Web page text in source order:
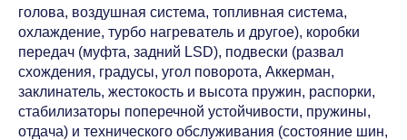
голова, воздушная система, топливная система,
охлаждение, турбо нагреватель и другое), коробки
передач (муфта, задний LSD), подвески (развал
схождения, градусы, угол поворота, Аккерман,
заклинатель, жестокость и высота пружин, распорки,
стабилизаторы поперечной устойчивости, пружины,
отдача) и технического обслуживания (состояние шин,